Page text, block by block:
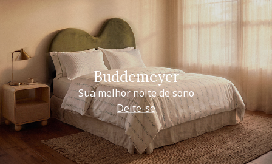
Buddemeyer
Sua melhor noite de sono
Deite-se